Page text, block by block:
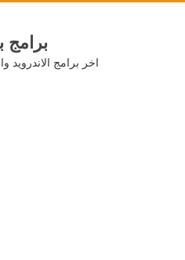
اخر برامج الاندرويد